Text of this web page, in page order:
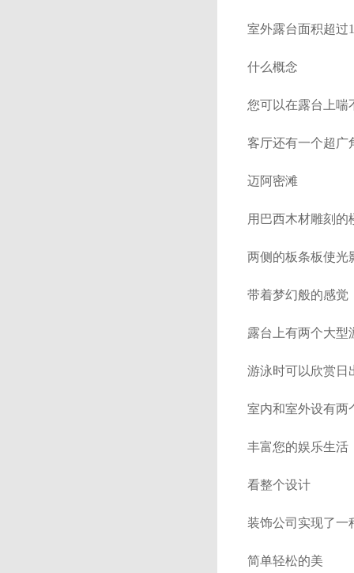
室外露台面积超过
什么概念
您可以在露台上喘
客厅还有一个超广
迈阿密滩
用巴西木材雕刻的
两侧的板条板使光
带着梦幻般的感觉
露台上有两个大型
游泳时可以欣赏日
室内和室外设有两
丰富您的娱乐生活
看整个设计
装饰公司实现了一
简单轻松的美